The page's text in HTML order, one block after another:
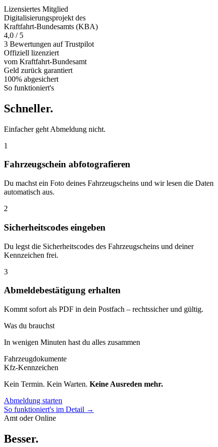
Lizensiertes Mitglied
Digitalisierungsprojekt des
Kraftfahrt-Bundesamts (KBA)
4,0 / 5
3 Bewertungen auf Trustpilot
Offiziell lizenziert
vom Kraftfahrt-Bundesamt
Geld zurück garantiert
100% abgesichert
So funktioniert's
Schneller.
Einfacher geht Abmeldung nicht.
1
Fahrzeugschein abfotografieren
Du machst ein Foto deines Fahrzeugscheins und wir lesen die Daten
automatisch aus.
2
Sicherheitscodes eingeben
Du legst die Sicherheitscodes des Fahrzeugscheins und deiner
Kennzeichen frei.
3
Abmeldebestätigung erhalten
Kommt sofort als PDF in dein Postfach – rechtssicher und gültig.
Was du brauchst
In wenigen Minuten hast du alles zusammen
Fahrzeugdokumente
Kfz-Kennzeichen
Kein Termin. Kein Warten. Keine Ausreden mehr.
Abmeldung starten
So funktioniert's im Detail →
Amt oder Online
Besser.